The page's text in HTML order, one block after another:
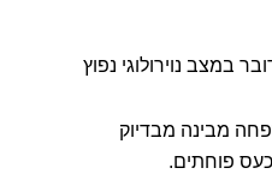
במצב נוירולוגי נפוץ
מבינה מבדיוק
פוחתים.